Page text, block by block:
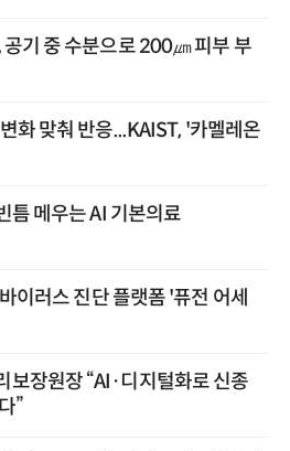
공기 중 수분으로 200㎛ 피부 부
화 맞춰 반응...KAIST, '카멜레온
틈 메우는 AI 기본의료
이러스 진단 플랫폼 '퓨전 어세
보장원장 “AI·디지털화로 신종
”